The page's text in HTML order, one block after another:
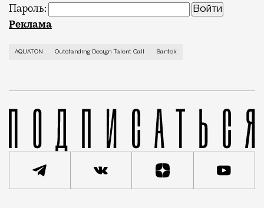
Пароль:
Можно ли за пару часов создать оригинальное
Реклама
AQUATON Outstanding Design Talent Call Santek